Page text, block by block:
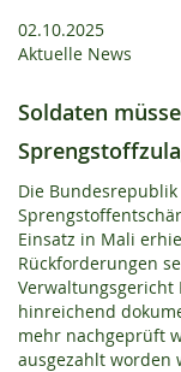
02.10.2025
Aktuelle News
Soldaten
Die
Einsatz in Mali
Rückforderungen
Verwaltungsgericht
hinreichend
mehr nachgeprüft
ausgezahlt worden